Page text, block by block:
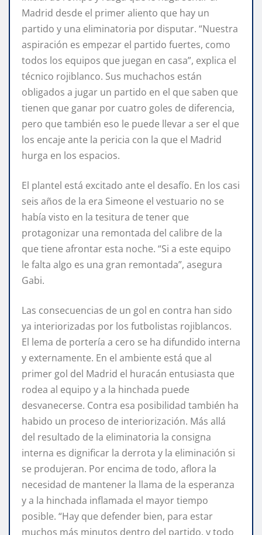
Madrid desde el primer aliento que hay un
partido y una eliminatoria por disputar. “Nuestra
aspiración es empezar el partido fuertes, como
todos los equipos que juegan en casa”, explica el
técnico rojiblanco. Sus muchachos están
obligados a jugar un partido en el que saben que
tienen que ganar por cuatro goles de diferencia,
pero que también eso le puede llevar a ser el que
los encaje ante la pericia con la que el Madrid
hurga en los espacios.
El plantel está excitado ante el desafío. En los casi
seis años de la era Simeone el vestuario no se
había visto en la tesitura de tener que
protagonizar una remontada del calibre de la
que tiene afrontar esta noche. “Si a este equipo
le falta algo es una gran remontada”, asegura
Gabi.
Las consecuencias de un gol en contra han sido
ya interiorizadas por los futbolistas rojiblancos.
El lema de portería a cero se ha difundido interna
y externamente. En el ambiente está que al
primer gol del Madrid el huracán entusiasta que
rodea al equipo y a la hinchada puede
desvanecerse. Contra esa posibilidad también ha
habido un proceso de interiorización. Más allá
del resultado de la eliminatoria la consigna
interna es dignificar la derrota y la eliminación si
se produjeran. Por encima de todo, aflora la
necesidad de mantener la llama de la esperanza
y a la hinchada inflamada el mayor tiempo
posible. “Hay que defender bien, para estar
muchos más minutos dentro del partido, y todo